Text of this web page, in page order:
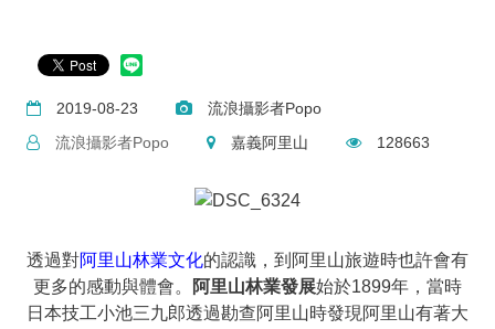
2019-08-23
流浪攝影者Popo
流浪攝影者Popo
嘉義阿里山 128663
透過對阿里山林業文化的認識，到阿里山旅遊時也許會有
更多的感動與體會。
阿里山林業發展始於1899年，當時
日本技工小池三九郎透過勘查阿里山時發現阿里山有著大